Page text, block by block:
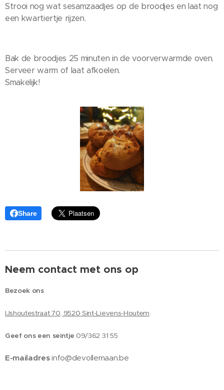
Strooi nog wat sesamzaadjes op de broodjes en laat nog
een kwartiertje rijzen.
Bak de broodjes 25 minuten in de voorverwarmde oven.
Serveer warm of laat afkoelen.
Smakelijk!
Share
Neem contact met ons op
Bezoek ons
IJshoutestraat 70, 9520 Sint-Lievens-Houtem
Geef ons een seintje 09/362 31 55
E-mailadresinfo@devollemaan.be